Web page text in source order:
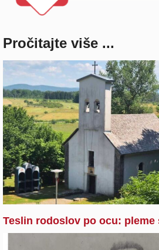
Pročitajte više ...
Teslin rodoslov po ocu: